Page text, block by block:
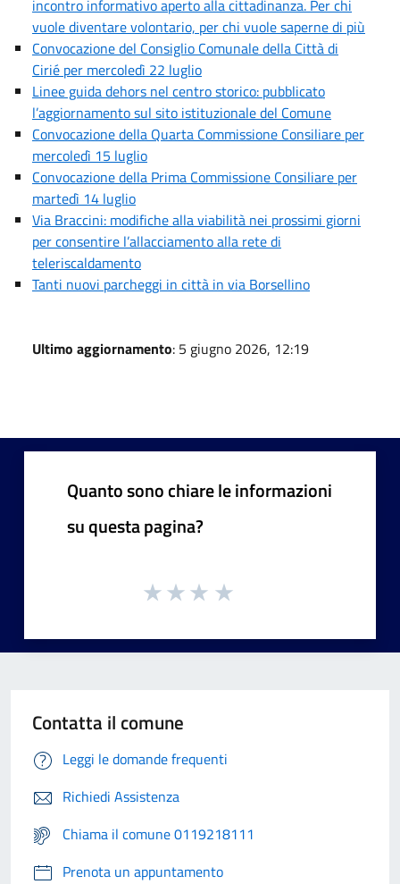
incontro informativo aperto alla cittadinanza. Per chi
vuole diventare volontario, per chi vuole saperne di più
Convocazione del Consiglio Comunale della Città di
Cirié per mercoledì 22 luglio
Linee guida dehors nel centro storico: pubblicato
l’aggiornamento sul sito istituzionale del Comune
Convocazione della Quarta Commissione Consiliare per
mercoledì 15 luglio
Convocazione della Prima Commissione Consiliare per
martedì 14 luglio
Via Braccini: modifiche alla viabilità nei prossimi giorni
per consentire l’allacciamento alla rete di
teleriscaldamento
Tanti nuovi parcheggi in città in via Borsellino
Ultimo aggiornamento: 5 giugno 2026, 12:19
Quanto sono chiare le informazioni
su questa pagina?
Contatta il comune
Leggi le domande frequenti
Richiedi Assistenza
Chiama il comune 0119218111
Prenota un appuntamento